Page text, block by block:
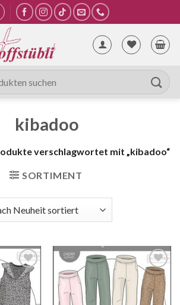
kibadoo
verschlagwortet mit „kibadoo“
SORTIMENT
Auf die
Auf die
Wunschliste